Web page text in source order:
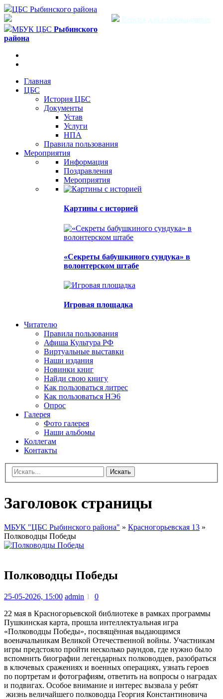
ЦБС Рыбинского района
Версия для слабовидящих
МБУК ЦБС Рыбинского
района
Главная
ЦБС
История ЦБС
Документы
Устав
Услуги
НПА
Правила пользования
Мероприятия
Информация
Поздравления
Мероприятия
Картины с историей
«Секреты бабушкиного сундука» в
волонтерском штабе
Игровая площадка
Читателю
Правила пользования
Афиша Культура РФ
Виртуальные выставки
Наши издания
Новинки книг
Найди свою книгу
Как пользоваться литрес
Как пользоваться НЭ6
Опрос
Галерея
Фото галерея
Наши альбомы
Коллегам
Контакты
Искать
Заголовок страницы
МБУК "ЦБС Рыбинского района" » Красногорьевская 13 »
Полководцы Победы
Полководцы Победы
25-05-2026, 15:00 admin 1
0
22 мая в Красногорьевской библиотеке в рамках программы
Пушкинская карта, прошла интеллектуальная игра
«Полководцы Победы», посвящённая выдающимся
военачальникам Великой Отечественной войны. Участникам
игры предстояло пройти несколько раундов, где нужно было
вспомнить биографии легендарных полководцев, разобраться
в ключевых сражениях и военных операциях, узнать героев
по портретам и фотографиям, ответить на вопросы о наградах
и подвигах. Особое внимание и интерес вызвала у ребят
жизнь величайшего полководца Георгия Константиновича